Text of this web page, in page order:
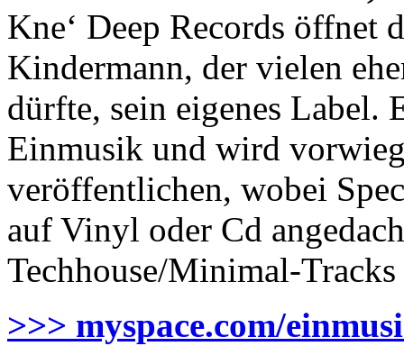
Kne‘ Deep Records öffnet
Kindermann, der vielen
dürfte, sein eigenes Label.
Einmusik und wird
veröffentlichen, wobei
auf Vinyl oder Cd
Techhouse/Minimal-
>>> myspace.com/